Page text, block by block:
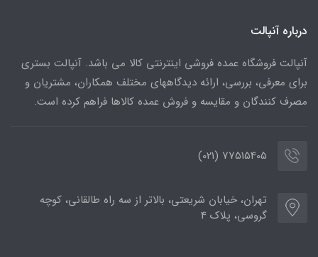
درباره آنپالت
آنپالت فروشگاه عمده فروشی اینترنتی کالا می باشد. آنپالت بستری
برای معرفی، بررسی، ارائه دیدگاههای مختلف همکاران، مشتریان و
مصرف کنندگان و مقایسه و فروش عمده کالاها فراهم کرده است.
77515405 (021)
تهران، خیابان شریعتی، بالاتر از سه راه طالقانی، کوچه
گروسی، پلاک 4